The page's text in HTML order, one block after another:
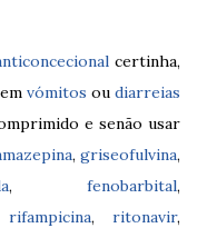
certinha,
vómitos ou diarreias
e senão usar
, griseofulvina,
, fenobarbital,
rifampicina, ritonavir,